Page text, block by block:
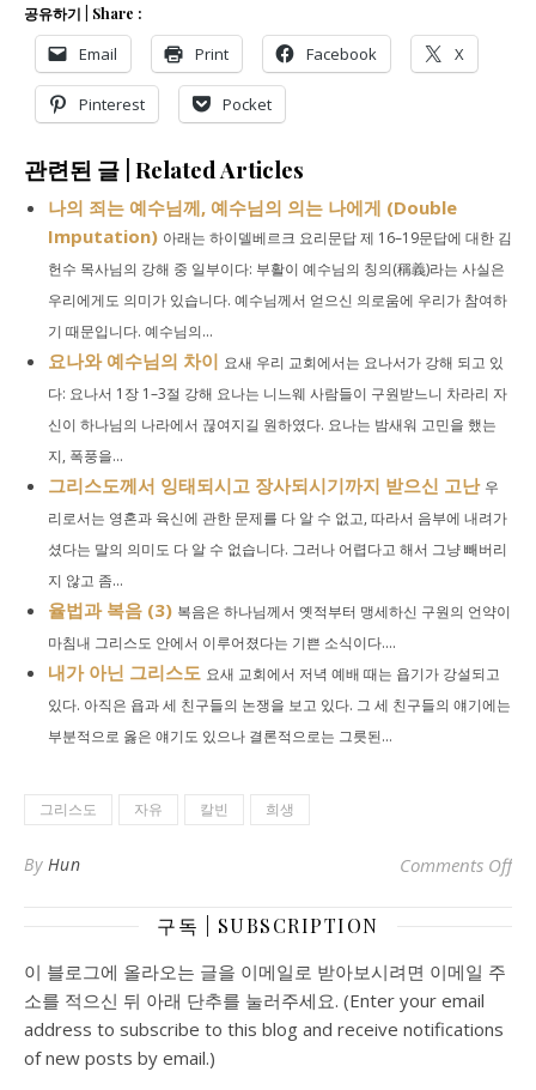
공유하기 | Share :
Email Print Facebook X
Pinterest Pocket
관련된 글 | Related Articles
나의 죄는 예수님께, 예수님의 의는 나에게 (Double
Imputation) 아래는 하이델베르크 요리문답 제 16–19문답에 대한 김
헌수 목사님의 강해 중 일부이다: 부활이 예수님의 칭의(稱義)라는 사실은
우리에게도 의미가 있습니다. 예수님께서 얻으신 의로움에 우리가 참여하
기 때문입니다. 예수님의...
요나와 예수님의 차이 요새 우리 교회에서는 요나서가 강해 되고 있
다: 요나서 1장 1–3절 강해 요나는 니느웨 사람들이 구원받느니 차라리 자
신이 하나님의 나라에서 끊여지길 원하였다. 요나는 밤새워 고민을 했는
지, 폭풍을...
그리스도께서 잉태되시고 장사되시기까지 받으신 고난 우
리로서는 영혼과 육신에 관한 문제를 다 알 수 없고, 따라서 음부에 내려가
셨다는 말의 의미도 다 알 수 없습니다. 그러나 어렵다고 해서 그냥 빼버리
지 않고 좀...
율법과 복음 (3) 복음은 하나님께서 옛적부터 맹세하신 구원의 언약이
마침내 그리스도 안에서 이루어졌다는 기쁜 소식이다....
내가 아닌 그리스도 요새 교회에서 저녁 예배 때는 욥기가 강설되고
있다. 아직은 욥과 세 친구들의 논쟁을 보고 있다. 그 세 친구들의 얘기에는
부분적으로 옳은 얘기도 있으나 결론적으로는 그릇된...
그리스도 자유 칼빈 희생
By Hun Comments Offon
구독 | SUBSCRIPTION
이 블로그에 올라오는 글을 이메일로 받아보시려면 이메일 주
소를 적으신 뒤 아래 단추를 눌러주세요. (Enter your email
address to subscribe to this blog and receive notifications
of new posts by email.)